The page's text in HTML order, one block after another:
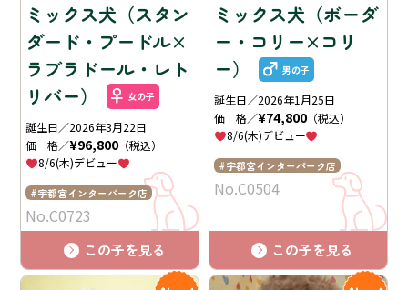
ミックス犬（スタン
ダード・プードル×
ラブラドール・レト
リバー）
女の子
誕生日／2026年3月22日
価 格／¥96,800 （税込）
8/6(木)デビュー
宇都宮インターパーク店
No.C0723
この子を見る
ミックス犬（ボーダ
ー・コリー×コリ
ー）
男の子
誕生日／2026年1月25日
価 格／¥74,800 （税込）
8/6(木)デビュー
宇都宮インターパーク店
No.C0504
この子を見る